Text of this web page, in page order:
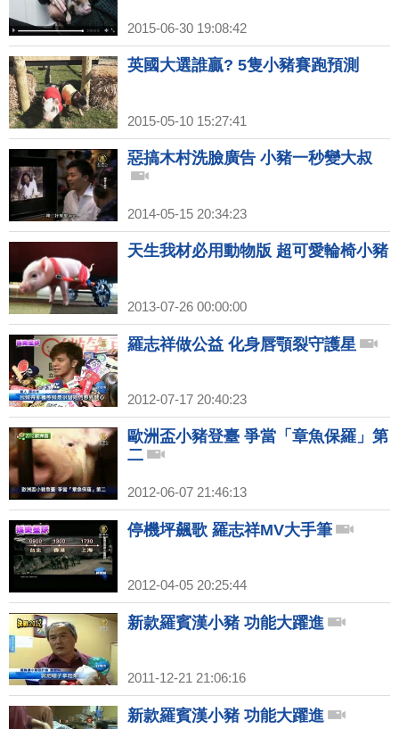
2015-06-30 19:08:42
英國大選誰贏? 5隻小豬賽跑預測
2015-05-10 15:27:41
惡搞木村洗臉廣告 小豬一秒變大叔
2014-05-15 20:34:23
天生我材必用動物版 超可愛輪椅小豬
2013-07-26 00:00:00
羅志祥做公益 化身唇顎裂守護星
2012-07-17 20:40:23
歐洲盃小豬登臺 爭當「章魚保羅」第
二
2012-06-07 21:46:13
停機坪飆歌 羅志祥MV大手筆
2012-04-05 20:25:44
新款羅賓漢小豬 功能大躍進
2011-12-21 21:06:16
新款羅賓漢小豬 功能大躍進